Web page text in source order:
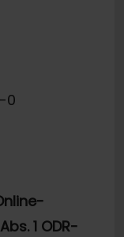
0
1 ODR-